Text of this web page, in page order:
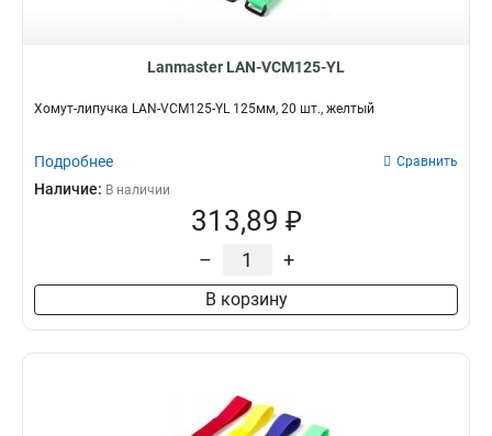
Lanmaster LAN-VCM125-YL
Хомут-липучка LAN-VCM125-YL 125мм, 20 шт., желтый
Подробнее Сравнить
Наличие: В наличии
313,89 ₽
– +
В корзину